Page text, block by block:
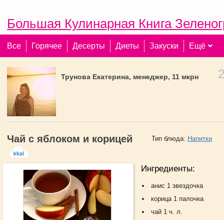
Большая Кулинарная Книга
Все Горячее Десерты Диеты Закуски Ещё
Трунова Екатерина, менеджер, 11 мкрн
Тип блюда: Напитки
Чай с яблоком и корицей
Ингредиенты:
анис 1 звездочка
корица 1 палочка
чай 1 ч. л.